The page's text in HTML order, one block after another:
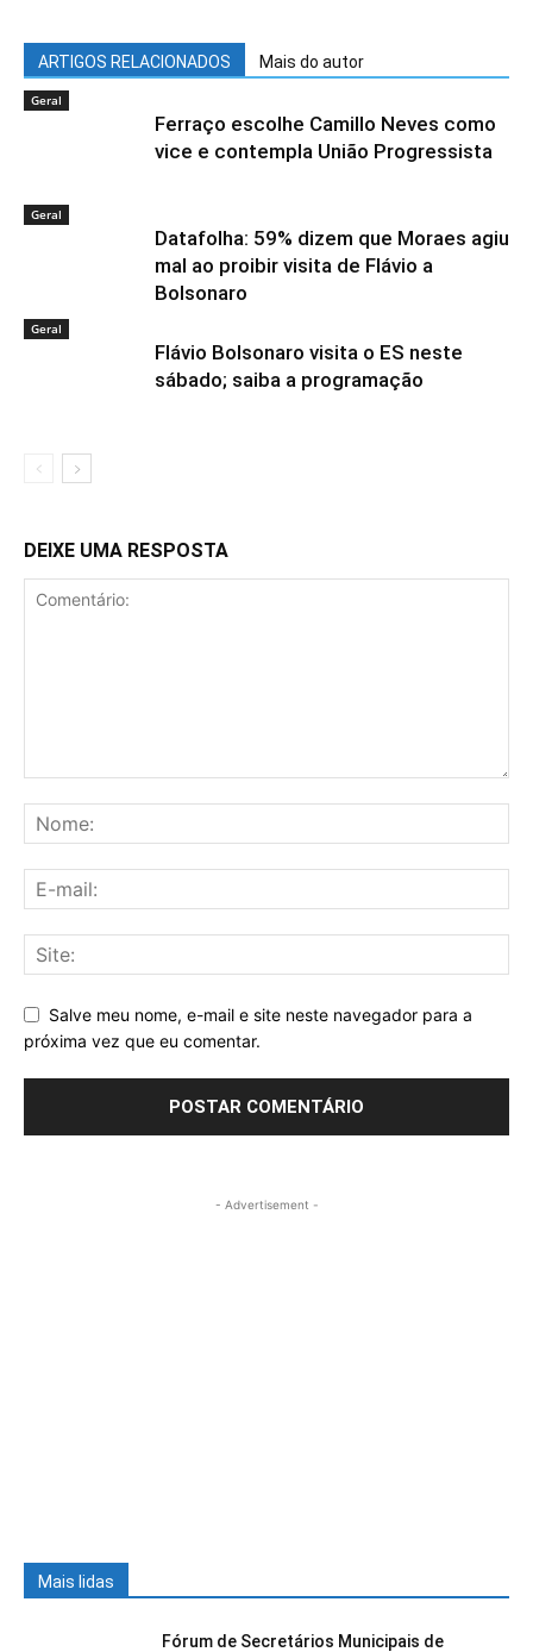
ARTIGOS RELACIONADOS Mais do autor
Geral
Ferraço escolhe Camillo Neves como
vice e contempla União Progressista
Geral
Datafolha: 59% dizem que Moraes agiu
mal ao proibir visita de Flávio a
Bolsonaro
Geral
Flávio Bolsonaro visita o ES neste
sábado; saiba a programação
DEIXE UMA RESPOSTA
Salve meu nome, e-mail e site neste navegador para a
próxima vez que eu comentar.
- Advertisement -
Mais lidas
Fórum de Secretários Municipais de